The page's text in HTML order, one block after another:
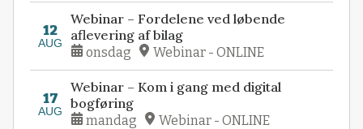
12
AUG
Webinar – Fordelene ved løbende
aflevering af bilag
onsdag Webinar - ONLINE
17
AUG
Webinar – Kom i gang med digital
bogføring
mandag Webinar - ONLINE